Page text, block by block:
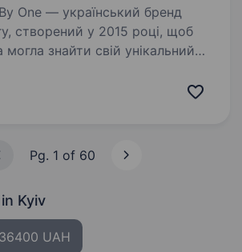
створений у 2015 році, щоб
знайти свій унікальний
Pg. 1 of 60
in Kyiv
36400 UAH